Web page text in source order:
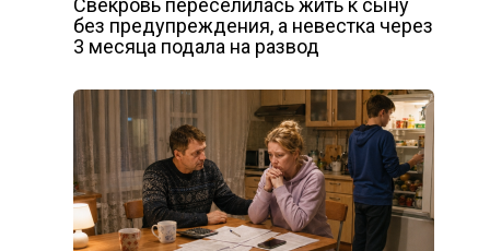
Свекровь переселилась жить к сыну
без предупреждения, а невестка через
3 месяца подала на развод